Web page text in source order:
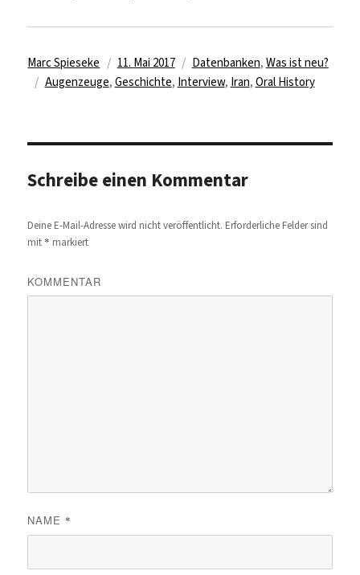
Autor
Marc Spieseke
Veröffentlicht
am
11. Mai 2017 Kategorien
Datenbanken, Was ist neu?
Schlagwörter
Augenzeuge, Geschichte, Interview, Iran, Oral History
Schreibe einen Kommentar
Deine E-Mail-Adresse wird nicht veröffentlicht. Erforderliche Felder sind
mit * markiert
KOMMENTAR
NAME *